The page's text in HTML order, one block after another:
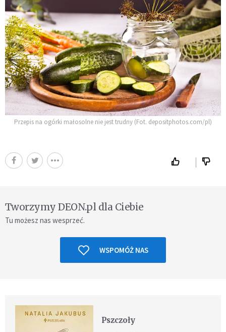
Przepis na ogórki małosolne nie jest trudny (Fot. depositphotos.com/pl)
Tworzymy DEON.pl dla Ciebie
Tu możesz nas wesprzeć.
WSPOMÓŻ NAS
Pszczoły